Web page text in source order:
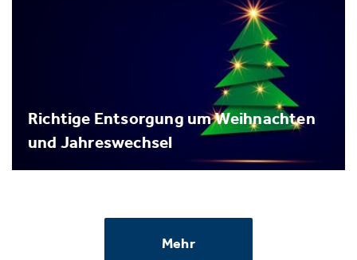
Richtige Entsorgung um Weihnachten
und Jahreswechsel
Mehr